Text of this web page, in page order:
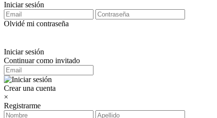
Iniciar sesión
Olvidé mi contraseña
Iniciar sesión
Continuar como invitado
Crear una cuenta
×
Registrarme